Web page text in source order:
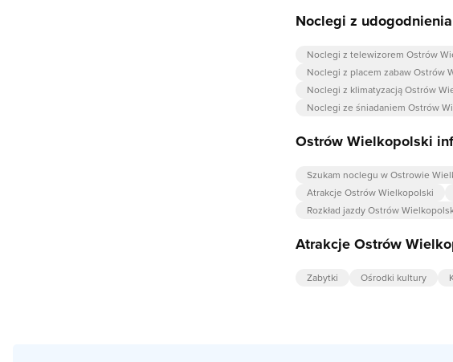
Noclegi z
Noclegi z telewizorem Ostrów
Noclegi z placem zabaw Ostrów
Noclegi z klimatyzacją Ostrów
Noclegi ze śniadaniem Ostrów
Ostrów Wielkopolski
Szukam noclegu w Ostrowie
Atrakcje Ostrów Wielkopolski
Rozkład jazdy Ostrów
Atrakcje Ostrów
Zabytki Ośrodki kultury